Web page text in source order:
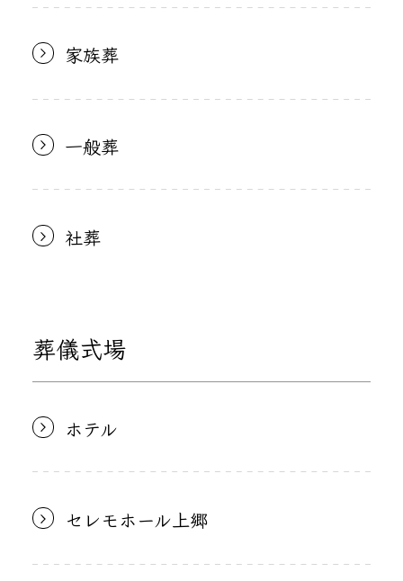
家族葬
一般葬
社葬
葬儀式場
ホテル
セレモホール上郷